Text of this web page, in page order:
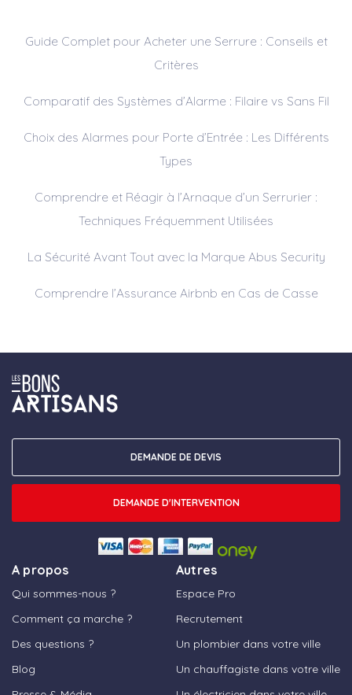
Guide Complet pour Acheter une Serrure : Conseils et
Critères
Comparatif des Systèmes d’Alarme : Filaire vs Sans Fil
Choix des Alarmes pour Porte d’Entrée : Les Différents
Types
Comprendre et Réagir à l’Arnaque d’un Serrurier :
Techniques Fréquemment Utilisées
La Sécurité Avant Tout avec la Marque Abus Security
Comprendre l’Assurance Airbnb en Cas de Casse
A propos
Qui sommes-nous ?
Comment ça marche ?
Des questions ?
Blog
Autres
Espace Pro
Recrutement
Un plombier dans votre ville
Un chauffagiste dans votre ville
DEMANDE DE DEVIS
DEMANDE D'INTERVENTION